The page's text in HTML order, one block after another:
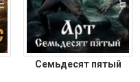
Семьдесят пятый